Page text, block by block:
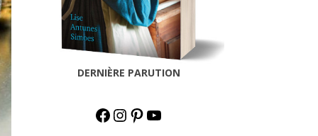
DERNIÈRE PARUTION
Facebook
Instagram
Pinterest
YouTube